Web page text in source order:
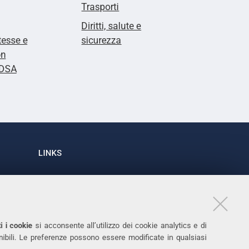
i cookie si acconsente all’utilizzo dei cookie analytics e di
Le preferenze possono essere modificate in qualsiasi
e
Trasporti
Diritti, salute e
sicurezza
LINKS
Accessibilità
Cookies